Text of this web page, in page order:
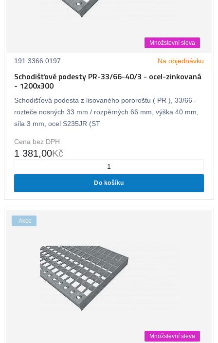
Množstevní sleva
191.3366.0197 Na objednávku
Schodišťové podesty PR-33/66-40/3 - ocel-zinkovaná
- 1200x300
Schodišťová podesta z lisovaného pororoštu ( PR ), 33/66 -
rozteče nosných 33 mm / rozpěrných 66 mm, výška 40 mm,
síla 3 mm, ocel S235JR (ST
Cena bez DPH
1 381,00Kč
Do košíku
Akce
Množstevní sleva